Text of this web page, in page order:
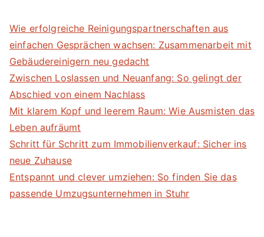
Wie erfolgreiche Reinigungspartnerschaften aus
einfachen Gesprächen wachsen: Zusammenarbeit mit
Gebäudereinigern neu gedacht
Zwischen Loslassen und Neuanfang: So gelingt der
Abschied von einem Nachlass
Mit klarem Kopf und leerem Raum: Wie Ausmisten das
Leben aufräumt
Schritt für Schritt zum Immobilienverkauf: Sicher ins
neue Zuhause
Entspannt und clever umziehen: So finden Sie das
passende Umzugsunternehmen in Stuhr